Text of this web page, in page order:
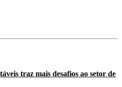
traz mais desafios ao setor de